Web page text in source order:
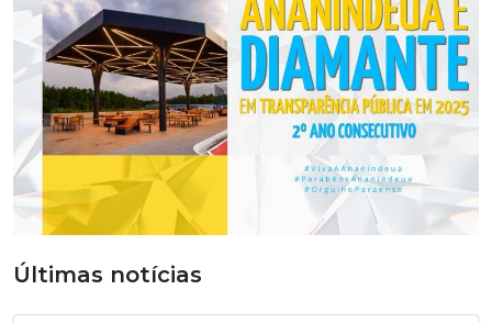
Últimas notícias